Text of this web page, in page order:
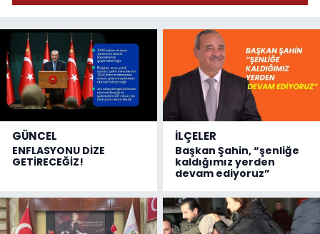
GÜNCEL
ENFLASYONU DİZE
GETİRECEĞİZ!
İLÇELER
Başkan Şahin, “şenliğe
kaldığımız yerden
devam ediyoruz”